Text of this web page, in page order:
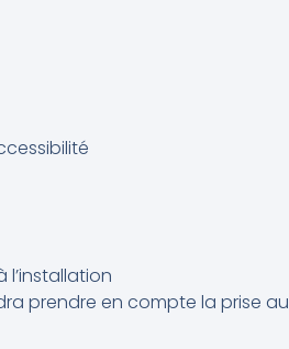
prendre en compte la prise